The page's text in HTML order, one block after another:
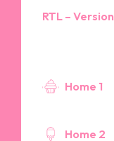
RTL – Version
Home 1
Home 2